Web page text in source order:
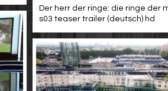
Der herr der ringe: die ringe der
s03 teaser trailer (deutsch) hd